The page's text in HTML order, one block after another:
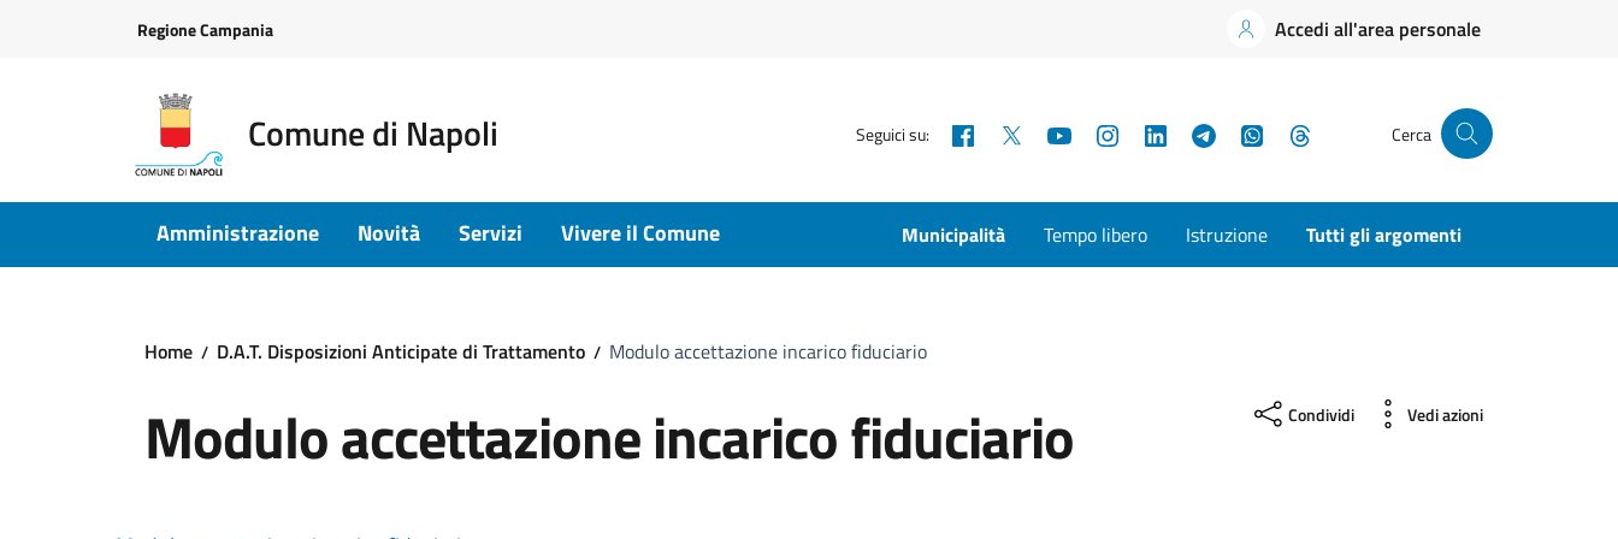
Regione Campania Accedi all'area personale
Comune di Napoli Seguici su: Facebook YouTubeInstagramLinkedInTelegramWhatsApp Cerca
Amministrazione Novità Servizi Vivere il Comune Municipalità Tempo libero Istruzione Tutti gli argomenti
Home D.A.T. Disposizioni Anticipate di Trattamento Modulo accettazione incarico fiduciario
Modulo accettazione incarico fiduciario Condividi Vedi azioni